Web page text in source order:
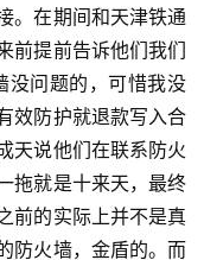
。在期间和天津铁通
前提前告诉他们我们
没问题的，可惜我没
效防护就退款写入合
天说他们在联系防火
拖就是十来天，最终
前的实际上并不是真
防火墙，金盾的。而